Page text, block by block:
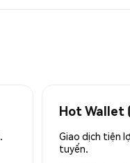
Hot Wallet
Giao dịch tiện
tuyến.